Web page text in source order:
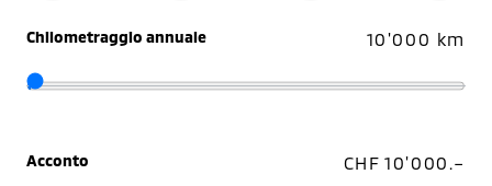
Chilometraggio annuale 10'000 km
Acconto CHF 10'000.–